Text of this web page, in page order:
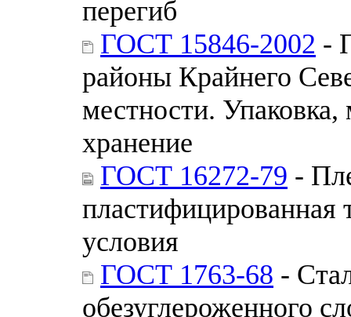
перегиб
ГОСТ 15846-2002 -
районы Крайнего
местности. Упаковка,
хранение
ГОСТ 16272-79 -
пластифицированная
условия
ГОСТ 1763-68 -
обезуглероженного